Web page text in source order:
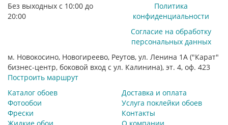
Без выходных с 10:00 до
20:00
Политика
конфиденциальности
Согласие на обработку
персональных данных
м. Новокосино, Новогиреево, Реутов, ул. Ленина 1А ("Карат"
бизнес-центр, боковой вход с ул. Калинина), эт. 4, оф. 423
Построить маршрут
Каталог обоев
Фотообои
Фрески
Жидкие обои
Доставка и оплата
Услуга поклейки обоев
Контакты
О компании